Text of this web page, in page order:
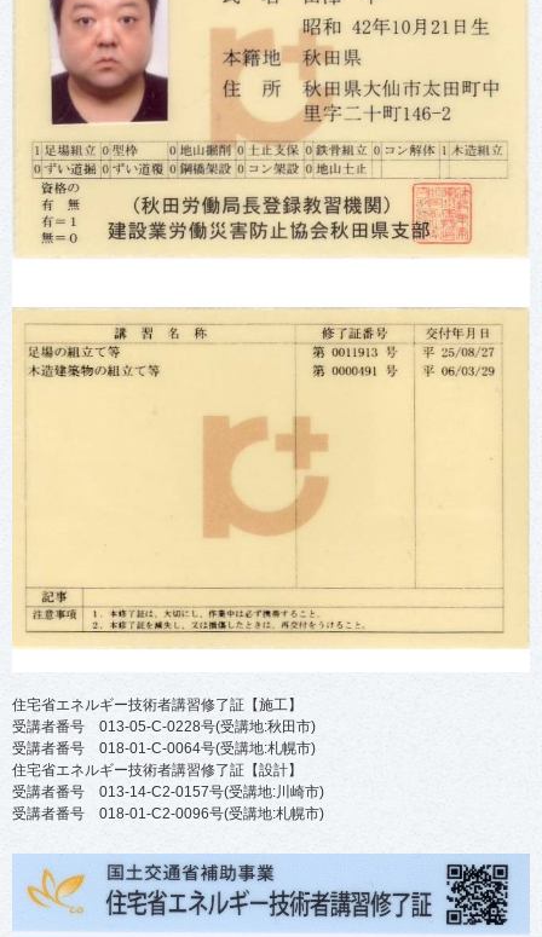
住宅省エネルギー技術者講習修了証【施工】
受講者番号 013-05-C-0228号(受講地:秋田市)
受講者番号 018-01-C-0064号(受講地:札幌市)
住宅省エネルギー技術者講習修了証【設計】
受講者番号 013-14-C2-0157号(受講地:川崎市)
受講者番号 018-01-C2-0096号(受講地:札幌市)